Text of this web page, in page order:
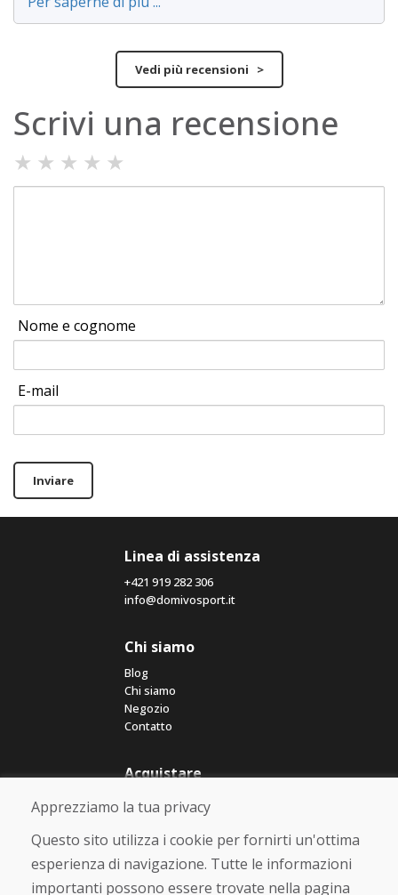
Vedi più recensioni >
Scrivi una recensione
★ ★ ★ ★ ★
Nome e cognome
E-mail
Inviare
Linea di assistenza
+421 919 282 306
info@domivosport.it
Chi siamo
Blog
Chi siamo
Negozio
Contatto
Acquistare
Negozio online
Termini e condizioni commerciali
Spedizione e pagamento
Reso e cambio merce
Protezione dei dati personali
Apprezziamo la tua privacy
Questo sito utilizza i cookie per fornirti un'ottima
esperienza di navigazione. Tutte le informazioni
importanti possono essere trovate nella pagina